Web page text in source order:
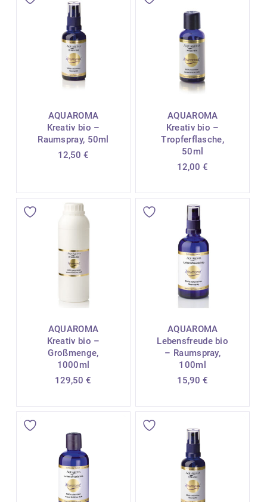
AQUAROMA
Kreativ bio –
Raumspray, 50ml
12,50 €
AQUAROMA
Kreativ bio –
Tropferflasche,
50ml
12,00€
AQUAROMA
Kreativ bio –
Großmenge,
1000ml
129,50€
AQUAROMA
Lebensfreude bio
– Raumspray,
100ml
15,90€